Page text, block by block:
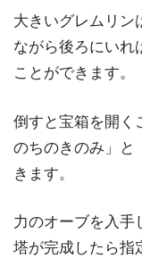
大きいグレムリン
ながら後ろにいれ
ことができます。
倒すと宝箱を開く
のちのきのみ」と
きます。
力のオーブを入手
塔が完成したら指